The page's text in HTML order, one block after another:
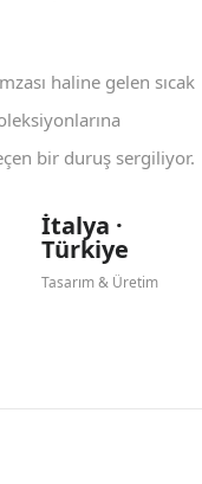
haline gelen sıcak
bir duruş sergiliyor.
İtalya ·
Türkiye
Tasarım & Üretim